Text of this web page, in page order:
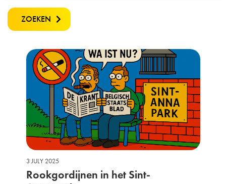
ZOEKEN
3 JULY 2025
Rookgordijnen in het Sint-